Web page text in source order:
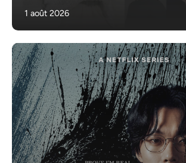
1 août 2026